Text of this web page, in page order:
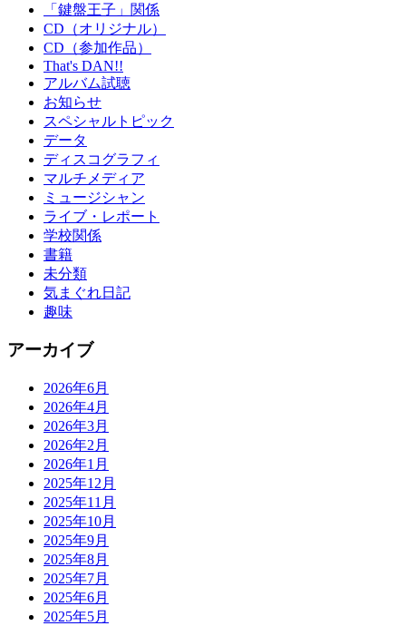
「鍵盤王子」関係
CD（オリジナル）
CD（参加作品）
That's DAN!!
アルバム試聴
お知らせ
スペシャルトピック
データ
ディスコグラフィ
マルチメディア
ミュージシャン
ライブ・レポート
学校関係
書籍
未分類
気まぐれ日記
趣味
アーカイブ
2026年6月
2026年4月
2026年3月
2026年2月
2026年1月
2025年12月
2025年11月
2025年10月
2025年9月
2025年8月
2025年7月
2025年6月
2025年5月